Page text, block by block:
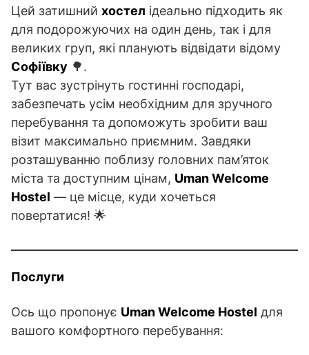
Цей затишний хостел ідеально підходить як
для подорожуючих на один день, так і для
великих груп, які планують відвідати відому
Софіївку 🌳.
Тут вас зустрінуть гостинні господарі,
забезпечать усім необхідним для зручного
перебування та допоможуть зробити ваш
візит максимально приємним. Завдяки
розташуванню поблизу головних пам’яток
міста та доступним цінам, Uman Welcome
Hostel — це місце, куди хочеться
повертатися! 🌟
Послуги
Ось що пропонує Uman Welcome Hostel для
вашого комфортного перебування: